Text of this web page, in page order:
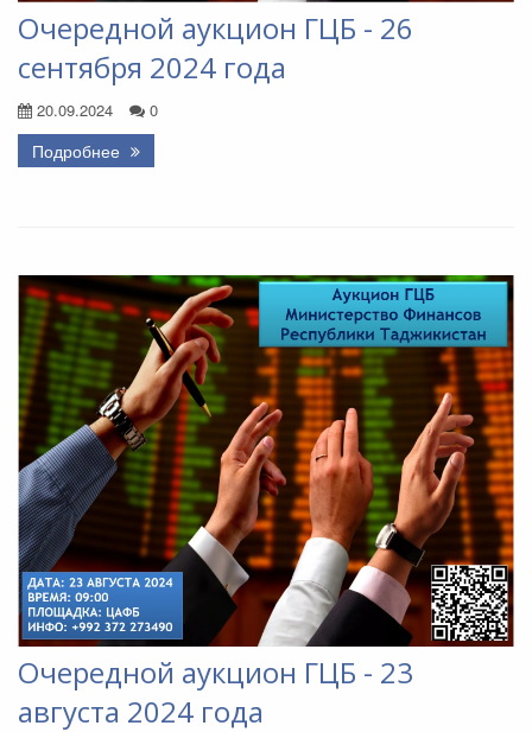
Очередной аукцион ГЦБ - 26
сентября 2024 года
20.09.2024 0
Подробнее
Очередной аукцион ГЦБ - 23
августа 2024 года